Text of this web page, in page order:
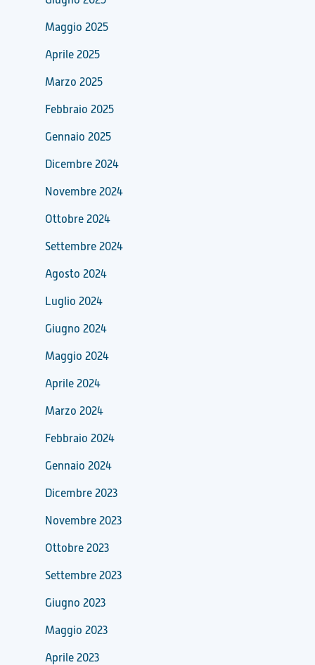
Maggio 2025
Aprile 2025
Marzo 2025
Febbraio 2025
Gennaio 2025
Dicembre 2024
Novembre 2024
Ottobre 2024
Settembre 2024
Agosto 2024
Luglio 2024
Giugno 2024
Maggio 2024
Aprile 2024
Marzo 2024
Febbraio 2024
Gennaio 2024
Dicembre 2023
Novembre 2023
Ottobre 2023
Settembre 2023
Giugno 2023
Maggio 2023
Aprile 2023